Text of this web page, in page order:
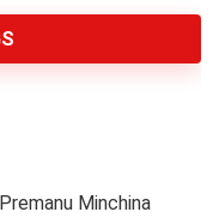
Minchina